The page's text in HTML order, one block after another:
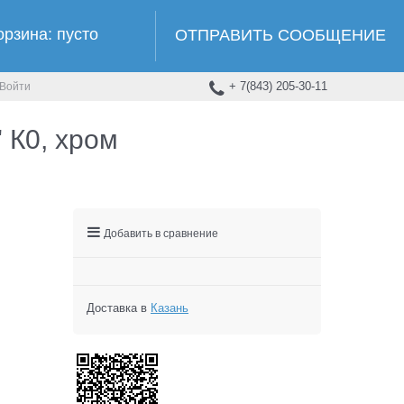
пусто ОТПРАВИТЬ СООБЩЕНИЕ
Войти + 7(843) 205-30-11
К0, хром
Добавить в сравнение
Доставка в Казань